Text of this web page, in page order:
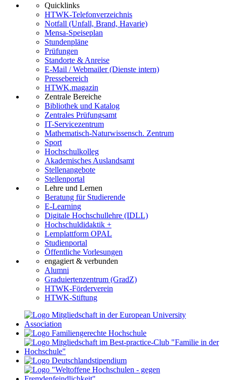
Quicklinks
HTWK-Telefonverzeichnis
Notfall (Unfall, Brand, Havarie)
Mensa-Speiseplan
Stundenpläne
Prüfungen
Standorte & Anreise
E-Mail / Webmailer (Dienste intern)
Pressebereich
HTWK.magazin
Zentrale Bereiche
Bibliothek und Katalog
Zentrales Prüfungsamt
IT-Servicezentrum
Mathematisch-Naturwissensch. Zentrum
Sport
Hochschulkolleg
Akademisches Auslandsamt
Stellenangebote
Stellenportal
Lehre und Lernen
Beratung für Studierende
E-Learning
Digitale Hochschullehre (IDLL)
Hochschuldidaktik +
Lernplattform OPAL
Studienportal
Öffentliche Vorlesungen
engagiert & verbunden
Alumni
Graduiertenzentrum (GradZ)
HTWK-Förderverein
HTWK-Stiftung